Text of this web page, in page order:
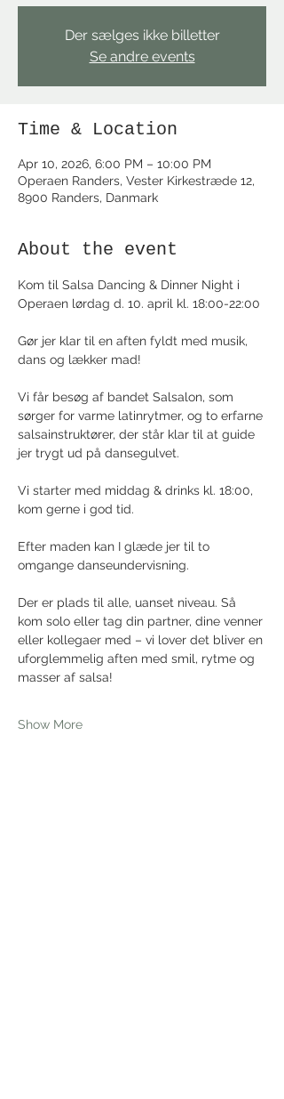
Der sælges ikke billetter
Se andre events
Time & Location
Apr 10, 2026, 6:00 PM – 10:00 PM
Operaen Randers, Vester Kirkestræde 12,
8900 Randers, Danmark
About the event
Kom til Salsa Dancing & Dinner Night i
Operaen lørdag d. 10. april kl. 18:00-22:00
Gør jer klar til en aften fyldt med musik,
dans og lækker mad!
Vi får besøg af bandet Salsalon, som
sørger for varme latinrytmer, og to erfarne
salsainstruktører, der står klar til at guide
jer trygt ud på dansegulvet.
Vi starter med middag & drinks kl. 18:00,
kom gerne i god tid.
Efter maden kan I glæde jer til to
omgange danseundervisning.
Der er plads til alle, uanset niveau. Så
kom solo eller tag din partner, dine venner
eller kollegaer med – vi lover det bliver en
uforglemmelig aften med smil, rytme og
masser af salsa!
Show More